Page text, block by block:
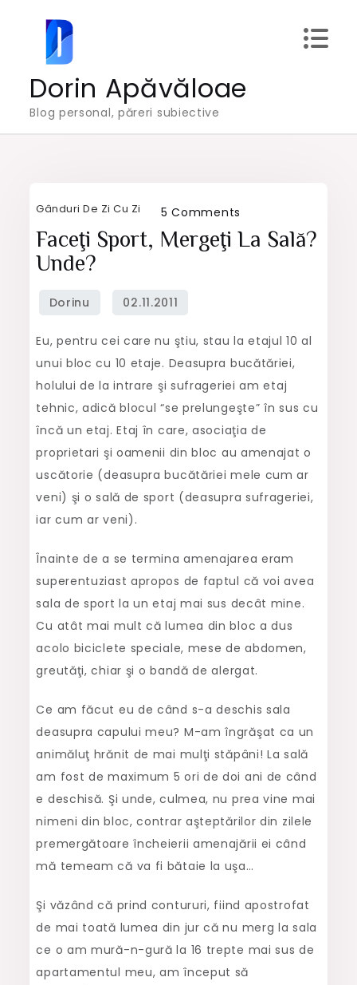
content
Dorin Apăvăloae
Blog personal, păreri subiective
Gânduri De Zi Cu Zi 5 Comments
Faceţi
Unde?
Faceţi Sport, Mergeţi La Sală?
Unde?
Eu, pentru cei care nu ştiu, stau la etajul 10 al
unui bloc cu 10 etaje. Deasupra bucătăriei,
holului de la intrare şi sufrageriei am etaj
tehnic, adică blocul “se prelungeşte” în sus cu
încă un etaj. Etaj în care, asociaţia de
proprietari şi oamenii din bloc au amenajat o
uscătorie (deasupra bucătăriei mele cum ar
veni) şi o sală de sport (deasupra sufrageriei,
iar cum ar veni).
Înainte de a se termina amenajarea eram
superentuziast apropos de faptul că voi avea
sala de sport la un etaj mai sus decât mine.
Cu atât mai mult că lumea din bloc a dus
acolo biciclete speciale, mese de abdomen,
greutăţi, chiar şi o bandă de alergat.
Ce am făcut eu de când s-a deschis sala
deasupra capului meu? M-am îngrăşat ca un
animăluţ hrănit de mai mulţi stăpâni! La sală
am fost de maximum 5 ori de doi ani de când
e deschisă. Şi unde, culmea, nu prea vine mai
nimeni din bloc, contrar aşteptărilor din zilele
premergătoare încheierii amenajării ei când
mă temeam că va fi bătaie la uşa…
Şi văzând că prind contururi, fiind apostrofat
de mai toată lumea din jur că nu merg la sala
ce o am mură-n-gură la 16 trepte mai sus de
apartamentul meu, am început să